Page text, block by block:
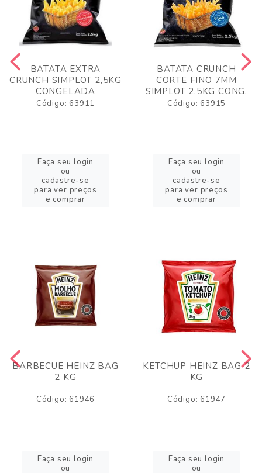
BATATA EXTRA
CRUNCH SIMPLOT 2,5KG
CONGELADA
Código: 63911
Faça seu login
ou
cadastre-se
para ver preços
e comprar
BATATA CRUNCH
CORTE FINO 7MM
SIMPLOT 2,5KG CONG.
Código: 63915
Faça seu login
ou
cadastre-se
para ver preços
e comprar
BARBECUE HEINZ BAG
2 KG
Código: 61946
Faça seu login
ou
KETCHUP HEINZ BAG 2
KG
Código: 61947
Faça seu login
ou